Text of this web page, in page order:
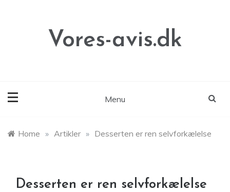
Vores-avis.dk
Menu
Home » Artikler » Desserten er ren selvforkælelse
Desserten er ren selvforkælelse